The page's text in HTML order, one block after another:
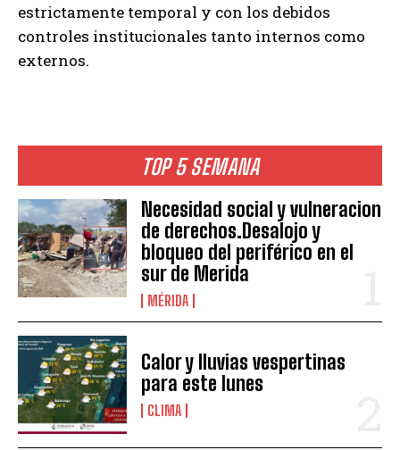
TOP 5 SEMANA
Necesidad social y vulneracion
de derechos.Desalojo y
bloqueo del periférico en el
sur de Merida
MÉRIDA
Calor y lluvias vespertinas
para este lunes
CLIMA
estrictamente temporal y con los debidos
controles institucionales tanto internos como
externos.